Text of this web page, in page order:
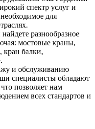
спектр услуг и
для
разнообразное
мостовые краны,
кран балки,
и обслуживанию
специалисты обладают
позволяет нам
всех стандартов и